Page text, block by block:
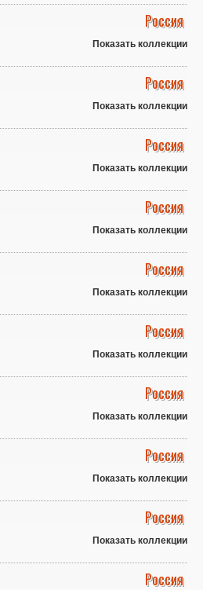
Россия
Показать коллекции
Россия
Показать коллекции
Россия
Показать коллекции
Россия
Показать коллекции
Россия
Показать коллекции
Россия
Показать коллекции
Россия
Показать коллекции
Россия
Показать коллекции
Россия
Показать коллекции
Россия